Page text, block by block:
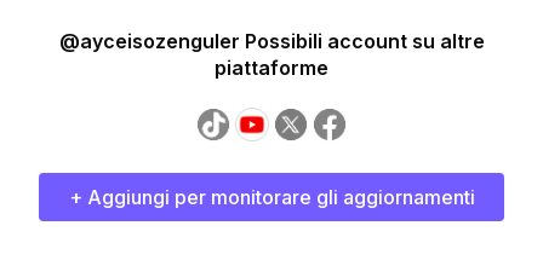
@ayceisozenguler Possibili account su altre
piattaforme
+ Aggiungi per monitorare gli aggiornamenti